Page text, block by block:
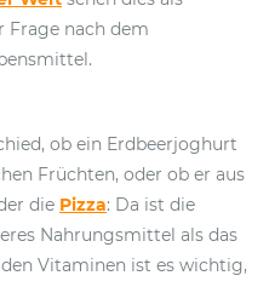
Frage nach dem
ob ein Erdbeerjoghurt
Früchten, oder ob er aus
die Pizza: Da ist die
Nahrungsmittel als das
Vitaminen ist es wichtig,